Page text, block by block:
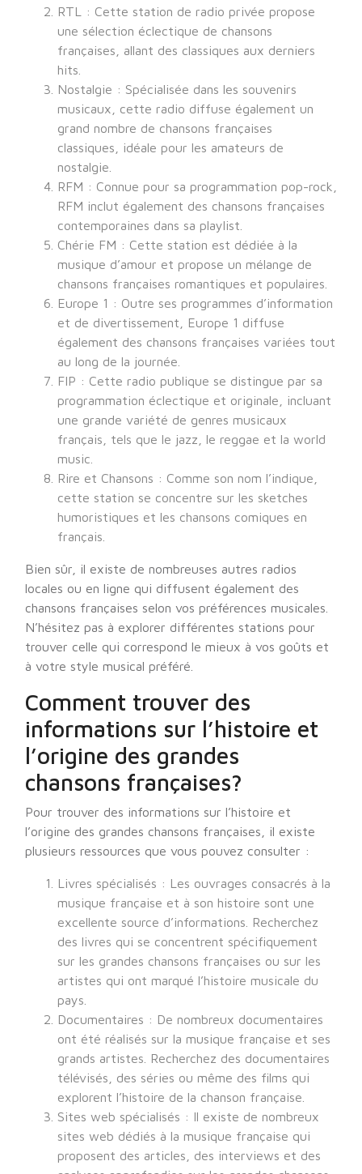
RTL : Cette station de radio privée propose
une sélection éclectique de chansons
françaises, allant des classiques aux derniers
hits.
Nostalgie : Spécialisée dans les souvenirs
musicaux, cette radio diffuse également un
grand nombre de chansons françaises
classiques, idéale pour les amateurs de
nostalgie.
RFM : Connue pour sa programmation pop-rock,
RFM inclut également des chansons françaises
contemporaines dans sa playlist.
Chérie FM : Cette station est dédiée à la
musique d’amour et propose un mélange de
chansons françaises romantiques et populaires.
Europe 1 : Outre ses programmes d’information
et de divertissement, Europe 1 diffuse
également des chansons françaises variées tout
au long de la journée.
FIP : Cette radio publique se distingue par sa
programmation éclectique et originale, incluant
une grande variété de genres musicaux
français, tels que le jazz, le reggae et la world
music.
Rire et Chansons : Comme son nom l’indique,
cette station se concentre sur les sketches
humoristiques et les chansons comiques en
français.
Bien sûr, il existe de nombreuses autres radios
locales ou en ligne qui diffusent également des
chansons françaises selon vos préférences musicales.
N’hésitez pas à explorer différentes stations pour
trouver celle qui correspond le mieux à vos goûts et
à votre style musical préféré.
Comment trouver des
informations sur l’histoire et
l’origine des grandes
chansons françaises?
Pour trouver des informations sur l’histoire et
l’origine des grandes chansons françaises, il existe
plusieurs ressources que vous pouvez consulter :
Livres spécialisés : Les ouvrages consacrés à la
musique française et à son histoire sont une
excellente source d’informations. Recherchez
des livres qui se concentrent spécifiquement
sur les grandes chansons françaises ou sur les
artistes qui ont marqué l’histoire musicale du
pays.
Documentaires : De nombreux documentaires
ont été réalisés sur la musique française et ses
grands artistes. Recherchez des documentaires
télévisés, des séries ou même des films qui
explorent l’histoire de la chanson française.
Sites web spécialisés : Il existe de nombreux
sites web dédiés à la musique française qui
proposent des articles, des interviews et des